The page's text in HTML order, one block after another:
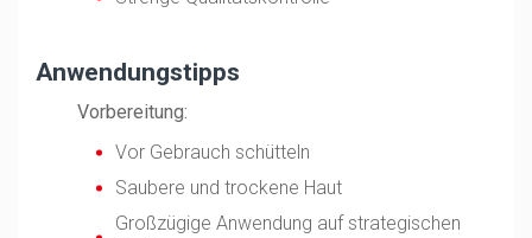
Anwendungstipps
Vorbereitung:
Vor Gebrauch schütteln
Saubere und trockene Haut
Großzügige Anwendung auf strategischen